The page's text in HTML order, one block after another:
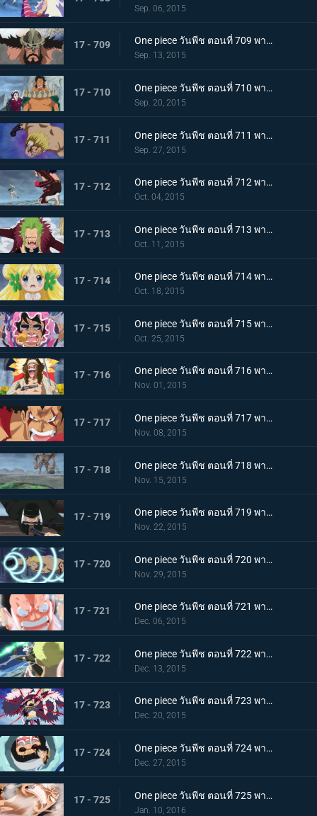
Sep. 06, 2015
17 - 709 One piece วันพีช ตอนที่ 709 พากย์ไทย ศึกตัดสินของผู้บริหาร ไฮรูดินผู้มีความภาคภูมิสูงส่ง!
Sep. 13, 2015
17 - 710 One piece วันพีช ตอนที่ 710 พากย์ไทย สงครามความรัก ไซผู้นำคนใหม่ ปะทะ เบบี้ไฟว์!
Sep. 20, 2015
17 - 711 One piece วันพีช ตอนที่ 711 พากย์ไทย ทิฐิลูกผู้ชาย! การโจมตีสุดท้ายของเบลลามี่!
Sep. 27, 2015
17 - 712 One piece วันพีช ตอนที่ 712 พากย์ไทย พายุโหมกระหน่ำ! ฮาคุบะ ปะทะ เดลลิงเจอร์!
Oct. 04, 2015
17 - 713 One piece วันพีช ตอนที่ 713 พากย์ไทย บาริ บาริ! หมัดเทพเจ้าสำแดงเดช!
Oct. 11, 2015
17 - 714 One piece วันพีช ตอนที่ 714 พากย์ไทย ต้องช่วยเจ้าหญิงแห่งการรักษามันเชอร์รี่ให้ได้!
Oct. 18, 2015
17 - 715 One piece วันพีช ตอนที่ 715 พากย์ไทย การดวลของลูกผู้ชาย! บทเพลงอาลัยรักของซินญอร์!
Oct. 25, 2015
17 - 716 One piece วันพีช ตอนที่ 716 พากย์ไทย ละอองดาวมรณะ! การโจมตีที่โหมกระหน่ำของไดอาเมนเต้!
Nov. 01, 2015
17 - 717 One piece วันพีช ตอนที่ 717 พากย์ไทย เทียโนบาสทาโด้! เคียรอสดาบสายฟ้าพิโรธ!
Nov. 08, 2015
17 - 718 One piece วันพีช ตอนที่ 718 พากย์ไทย ทะยานข้ามฟาก! แผนร้ายที่แยบยลของมนุษย์หินยักษ์พีก้า!
Nov. 15, 2015
17 - 719 One piece วันพีช ตอนที่ 719 พากย์ไทย พิฆาตกลางเวหา! โซโลระเบิดสุดยอดท่าไม้ตายลับใหม่!
Nov. 22, 2015
17 - 720 One piece วันพีช ตอนที่ 720 พากย์ไทย ลาก่อนนะเบลลามี่! หมัดแห่งการจากลา!
Nov. 29, 2015
17 - 721 One piece วันพีช ตอนที่ 721 พากย์ไทย ลอว์ดับศูนย์!! ลูฟี่โจมตีอย่างบ้าคลั่ง!
Dec. 06, 2015
17 - 722 One piece วันพีช ตอนที่ 722 พากย์ไทย ดาบแห่งความมุ่งมั่น! การสวนกลับของ แกมม่าไนฟ์!!
Dec. 13, 2015
17 - 723 One piece วันพีช ตอนที่ 723 พากย์ไทย การปะทะฮาคิ! ลูฟี่ ปะทะ โดฟลามิงโก้!
Dec. 20, 2015
17 - 724 One piece วันพีช ตอนที่ 724 พากย์ไทย การโจมตีที่ไร้ผล! ความลับที่น่าตกใจของเทรโบล!
Dec. 27, 2015
17 - 725 One piece วันพีช ตอนที่ 725 พากย์ไทย ระเบิดความโกรธ! ฉันจะรับทุกอย่างไว้เอง!
Jan. 10, 2016